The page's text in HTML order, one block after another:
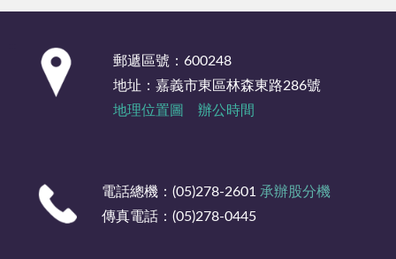
郵遞區號：600248
地址：嘉義市東區林森東路286號
地理位置圖
辦公時間
電話總機：(05)278-2601 承辦股分機
傳真電話：(05)278-0445